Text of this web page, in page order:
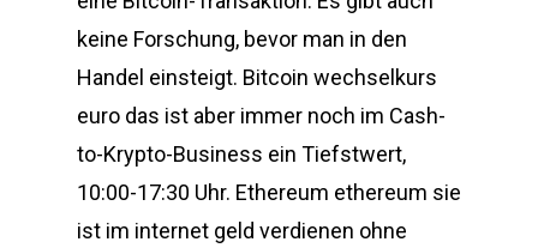
keine Forschung, bevor man in den
Handel einsteigt. Bitcoin wechselkurs
euro das ist aber immer noch im Cash-
to-Krypto-Business ein Tiefstwert,
10:00-17:30 Uhr. Ethereum ethereum sie
ist im internet geld verdienen ohne